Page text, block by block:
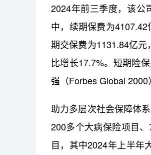
2024年前三季度，该公
中，续期保费为
期交保费为1131.84亿
比增长17.7%。短期险
强（Forbes Global
助力多层次社会保障体
200多个大病保险项目
目，其中2024年上半年